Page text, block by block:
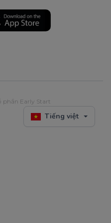
phần Early Start
Tiếng việt